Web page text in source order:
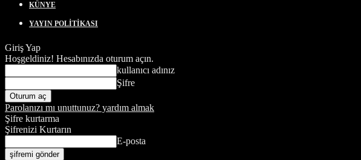
KÜNYE
YAYIN POLİTİKASI
Giriş Yap
Hoşgeldiniz! Hesabınızda oturum açın.
kullanıcı adınız
Şifre
Parolanızı mı unuttunuz? yardım almak
Şifre kurtarma
Şifrenizi Kurtarın
E-posta